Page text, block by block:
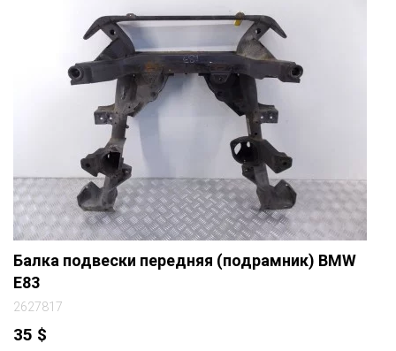
Балка подвески передняя (подрамник) BMW
E83
2627817
35 $